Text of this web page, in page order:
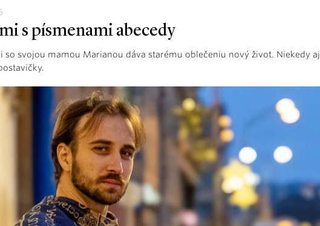
s písmenami abecedy
so svojou mamou Marianou dáva starému oblečeniu nový život. Niekedy aj